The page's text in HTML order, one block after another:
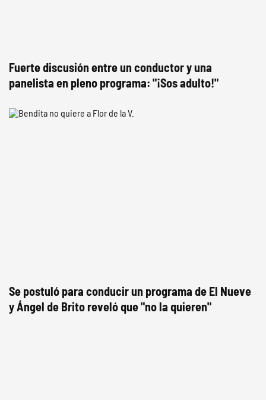
Fuerte discusión entre un conductor y una
panelista en pleno programa: "¡Sos adulto!"
Se postuló para conducir un programa de El Nueve
y Ángel de Brito reveló que "no la quieren"